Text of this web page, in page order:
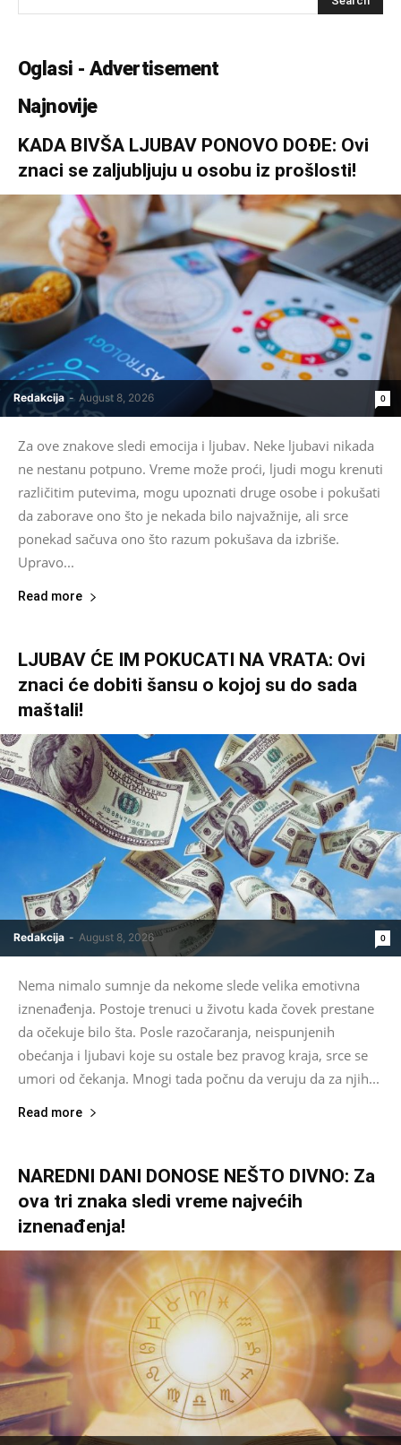
Oglasi - Advertisement
Najnovije
KADA BIVŠA LJUBAV PONOVO DOĐE: Ovi
znaci se zaljubljuju u osobu iz prošlosti!
Redakcija - August 8, 2026 0
Za ove znakove sledi emocija i ljubav. Neke ljubavi nikada
ne nestanu potpuno. Vreme može proći, ljudi mogu krenuti
različitim putevima, mogu upoznati druge osobe i pokušati
da zaborave ono što je nekada bilo najvažnije, ali srce
ponekad sačuva ono što razum pokušava da izbriše.
Upravo...
Read more
LJUBAV ĆE IM POKUCATI NA VRATA: Ovi
znaci će dobiti šansu o kojoj su do sada
maštali!
Redakcija - August 8, 2026 0
Nema nimalo sumnje da nekome slede velika emotivna
iznenađenja. Postoje trenuci u životu kada čovek prestane
da očekuje bilo šta. Posle razočaranja, neispunjenih
obećanja i ljubavi koje su ostale bez pravog kraja, srce se
umori od čekanja. Mnogi tada počnu da veruju da za njih...
Read more
NAREDNI DANI DONOSE NEŠTO DIVNO: Za
ova tri znaka sledi vreme najvećih
iznenađenja!